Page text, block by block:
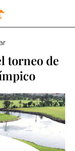
torneo de